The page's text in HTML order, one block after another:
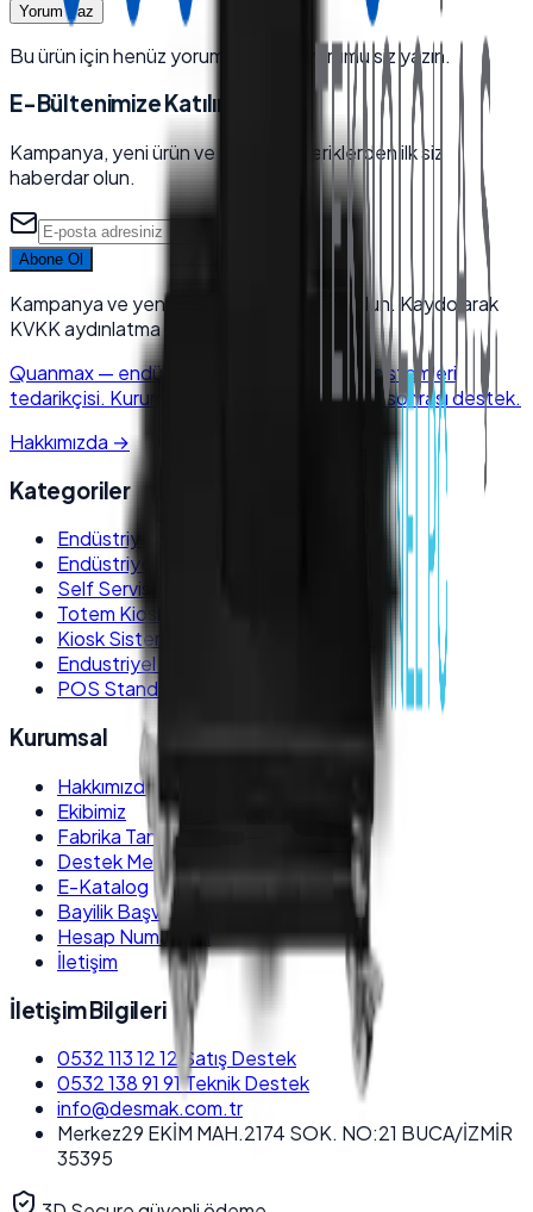
Yorum Yaz
Bu ürün için henüz yorum yok — ilk yorumu siz yazın.
E-Bültenimize Katılın
Kampanya, yeni ürün ve sektörel içeriklerden ilk siz
haberdar olun.
Abone Ol
Kampanya ve yeni ürünlerden haberdar olun. Kaydolarak
KVKK aydınlatma metnini kabul edersiniz.
Quanmax— endüstriyel elektronik & POS sistemleri
tedarikçisi. Kurumsal kalite, hızlı kargo, satış sonrası destek.
Hakkımızda →
Kategoriler
Endüstriyel Panel PC
Endüstriyel Box PC
Self Servis Kiosk
Totem Kiosk
Kiosk Sistemleri
Endustriyel Monitörler
POS Stand ve Kiosk Ayakları
Kurumsal
Hakkımızda
Ekibimiz
Fabrika Tanıtım
Destek Merkezi
E-Katalog
Bayilik Başvurusu
Hesap Numaraları
İletişim
İletişim Bilgileri
0532 113 12 12Satış Destek
0532 138 91 91Teknik Destek
info@desmak.com.tr
Merkez29 EKİM MAH.2174 SOK. NO:21 BUCA/İZMİR
35395